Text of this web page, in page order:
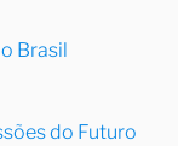
Brasil
do Futuro